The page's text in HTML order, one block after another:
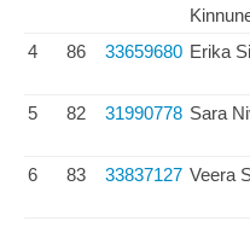
4 86 33659680 Erika
5 82 31990778 Sara
6 83 33837127 Veera